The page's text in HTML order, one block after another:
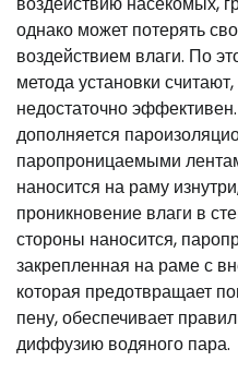
однако может потерять
воздействием влаги. По
метода установки
недостаточно
дополняется
паропроницаемыми
наносится на раму
проникновение влаги в
стороны наносится,
закрепленная на раме с
которая предотвращает
пену, обеспечивает
диффузию водяного пара.